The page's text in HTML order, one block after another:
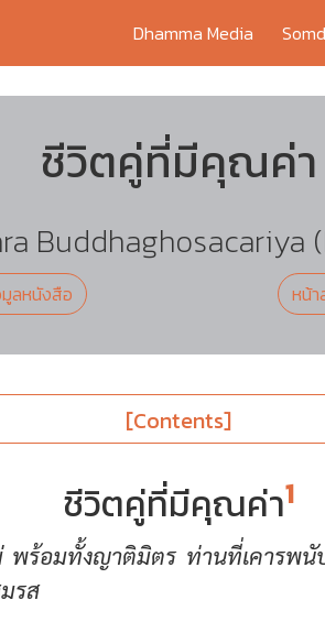
Dhamma Media
ชีวิตคู่ที่มีคุณค่า
Buddhaghosacariya
ลหนังสือ หน้
[Contents]
ชีวิตคู่ที่มีคุณค่า1
อมทั้งญาติมิตร ท่านที่เคารพนั
รส